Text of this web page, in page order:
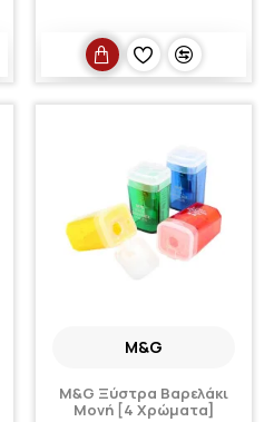
M&G
M&G Ξύστρα Βαρελάκι
Μονή [4 Χρώματα]